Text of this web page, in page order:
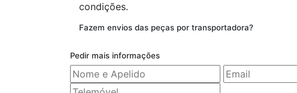
condições.
Fazem envios das peças por transportadora?
Pedir mais informações